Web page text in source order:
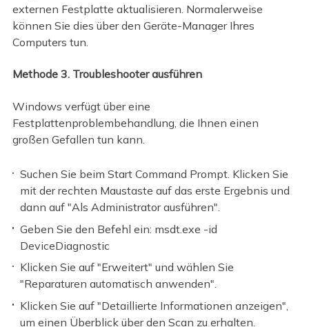
externen Festplatte aktualisieren. Normalerweise
können Sie dies über den Geräte-Manager Ihres
Computers tun.
Methode 3. Troubleshooter ausführen
Windows verfügt über eine
Festplattenproblembehandlung, die Ihnen einen
großen Gefallen tun kann.
Suchen Sie beim Start Command Prompt. Klicken Sie
mit der rechten Maustaste auf das erste Ergebnis und
dann auf "Als Administrator ausführen".
Geben Sie den Befehl ein: msdt.exe -id
DeviceDiagnostic
Klicken Sie auf "Erweitert" und wählen Sie
"Reparaturen automatisch anwenden".
Klicken Sie auf "Detaillierte Informationen anzeigen",
um einen Überblick über den Scan zu erhalten.